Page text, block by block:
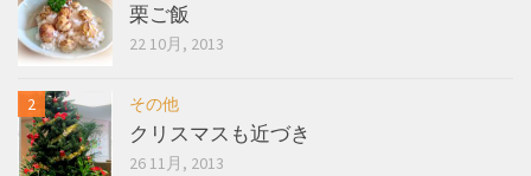
栗ご飯
22 10月, 2013
その他
クリスマスも近づき
26 11月, 2013